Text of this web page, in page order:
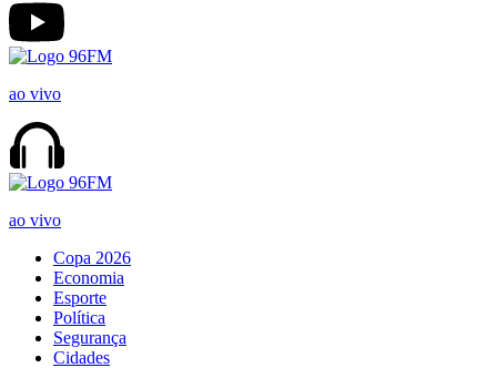
ao vivo
ao vivo
Copa 2026
Economia
Esporte
Política
Segurança
Cidades